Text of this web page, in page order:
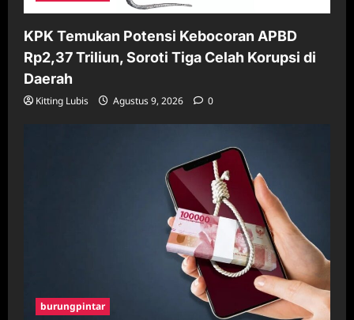
KPK Temukan Potensi Kebocoran APBD
Rp2,37 Triliun, Soroti Tiga Celah Korupsi di
Daerah
Kitting Lubis Agustus 9, 2026 0
burungpintar